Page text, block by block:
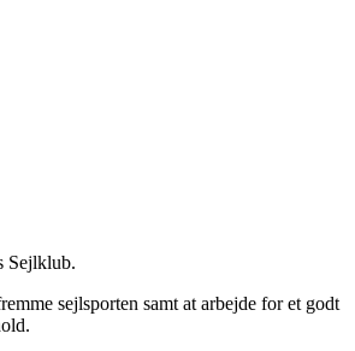
Sejlklub.
sejlsporten samt at arbejde for et godt